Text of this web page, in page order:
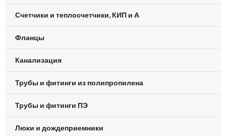
Счетчики и теплосчетчики, КИП и А
Фланцы
Канализация
Трубы и фитинги из полипропилена
Трубы и фитинги ПЭ
Люки и дождеприемники